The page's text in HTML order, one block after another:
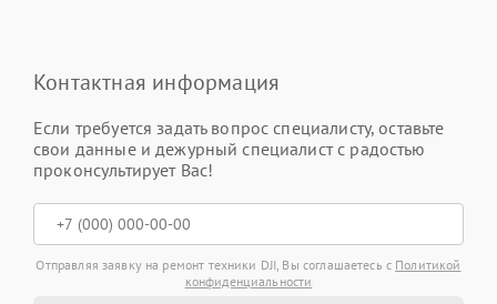
Контактная информация
Если требуется задать вопрос специалисту, оставьте
свои данные и дежурный специалист с радостью
проконсультирует Вас!
Отправляя заявку на ремонт техники DJI, Вы соглашаетесь с Политикой
конфиденциальности